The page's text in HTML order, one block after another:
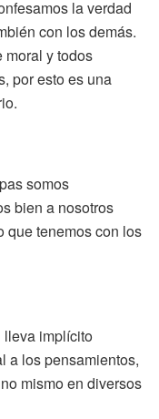
la verdad
con los demás.
moral y todos
por esto es una
somos
bien a nosotros
que tenemos con los
lleva implícito
a los pensamientos,
mismo en diversos